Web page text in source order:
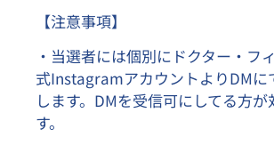
【注意事項】
・当選者には個別にドクター・フ
式InstagramアカウントよりDMに
します。DMを受信可にしてる方が
す。